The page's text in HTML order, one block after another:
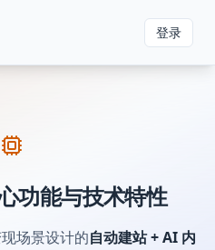
登录
功能与技术特性
场景设计的自动建站 + AI 内